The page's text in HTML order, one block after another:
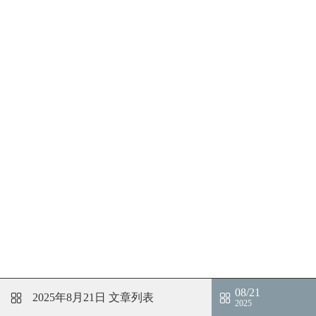
2025年8月21日 文章列表 08/21
2025